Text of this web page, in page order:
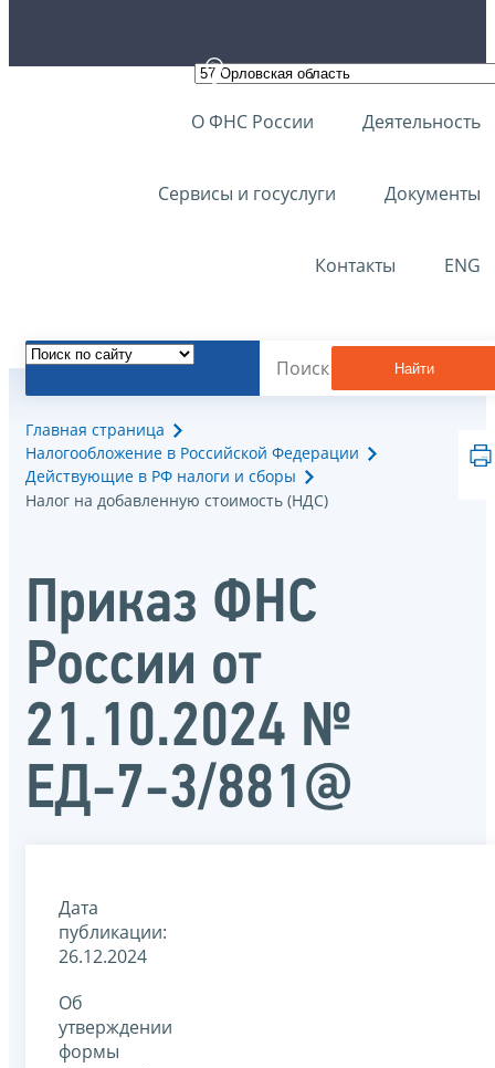
О ФНС России Деятельность
Сервисы и госуслуги Документы
Контакты ENG
Найти
Главная страница
Налогообложение в Российской Федерации
Действующие в РФ налоги и сборы
Налог на добавленную стоимость (НДС)
Приказ ФНС
России от
21.10.2024 №
ЕД-7-3/881@
Дата
публикации:
26.12.2024
Об
утверждении
формы